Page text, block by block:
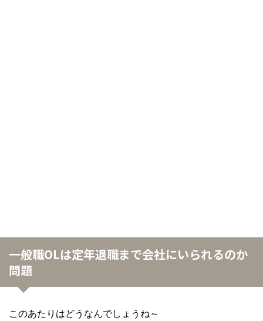
一般職OLは定年退職まで会社にいられるのか
問題
このあたりはどうなんでしょうね～